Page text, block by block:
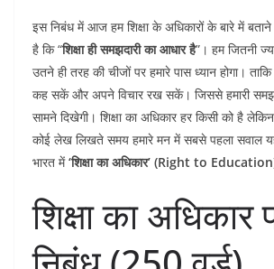
इस निबंध में आज हम शिक्षा के अधिकारों के बारे में
है कि “शिक्षा ही समझदारी का आधार है”। हम जितनी
उतने ही तरह की चीजों पर हमारे पास ध्यान होगा।
कह सकें और अपने विचार रख सकें। जिससे हमारी
सामने दिखेगी। शिक्षा का अधिकार हर किसी को है
कोई लेख लिखते समय हमारे मन में सबसे पहला सवाल
भारत में‘शिक्षा का अधिकार’ (Right to
शिक्षा का अधिकार